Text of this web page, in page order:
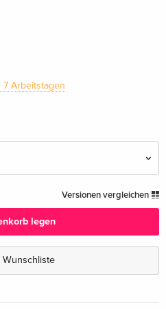
Arbeitstagen
CHF 17.50
Versionen vergleichen
legen
Wunschliste